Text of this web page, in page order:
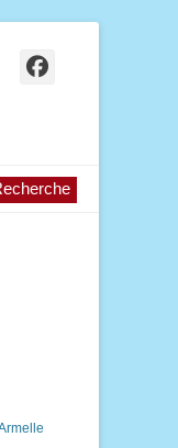
Facebook